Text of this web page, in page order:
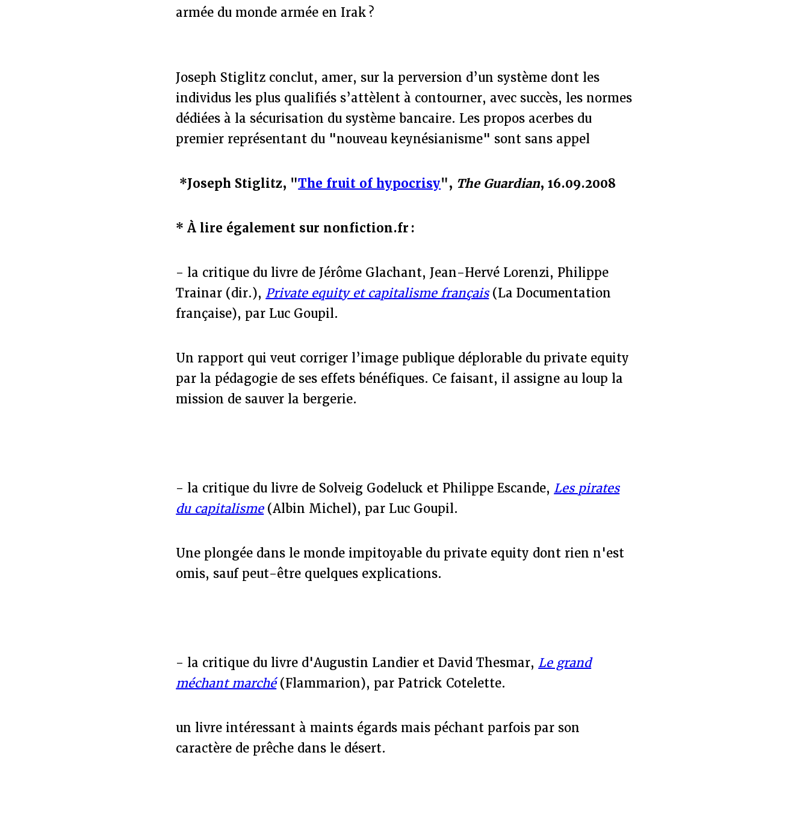
armée du monde armée en Irak ?
Joseph Stiglitz conclut, amer, sur la perversion d’un système dont les
individus les plus qualifiés s’attèlent à contourner, avec succès, les normes
dédiées à la sécurisation du système bancaire. Les propos acerbes du
premier représentant du "nouveau keynésianisme" sont sans appel
*Joseph Stiglitz, "The fruit of hypocrisy", The Guardian, 16.09.2008
* À lire également sur nonfiction.fr :
- la critique du livre de Jérôme Glachant, Jean-Hervé Lorenzi, Philippe
Trainar (dir.), Private equity et capitalisme français(La Documentation
française), par Luc Goupil.
Un rapport qui veut corriger l’image publique déplorable du private equity
par la pédagogie de ses effets bénéfiques. Ce faisant, il assigne au loup la
mission de sauver la bergerie.
- la critique du livre de Solveig Godeluck et Philippe Escande, Les pirates
du capitalisme(Albin Michel), par Luc Goupil.
Une plongée dans le monde impitoyable du private equity dont rien n'est
omis, sauf peut-être quelques explications.
- la critique du livre d'Augustin Landier et David Thesmar, Le grand
méchant marché(Flammarion), par Patrick Cotelette.
un livre intéressant à maints égards mais péchant parfois par son
caractère de prêche dans le désert.